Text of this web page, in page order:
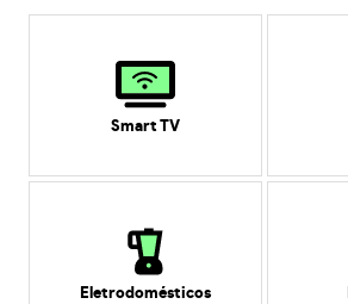
Smart TV
Eletrodomésticos